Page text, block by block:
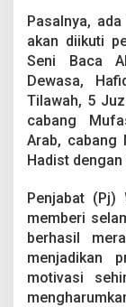
Pasalnya,
akan diikuti
Seni Baca
Dewasa,
Tilawah, 5
cabang
Arab, cabang
Hadist dengan
Penjabat (Pj)
memberi
berhasil
menjadikan
motivasi